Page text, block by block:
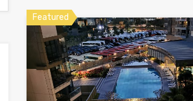
Featured